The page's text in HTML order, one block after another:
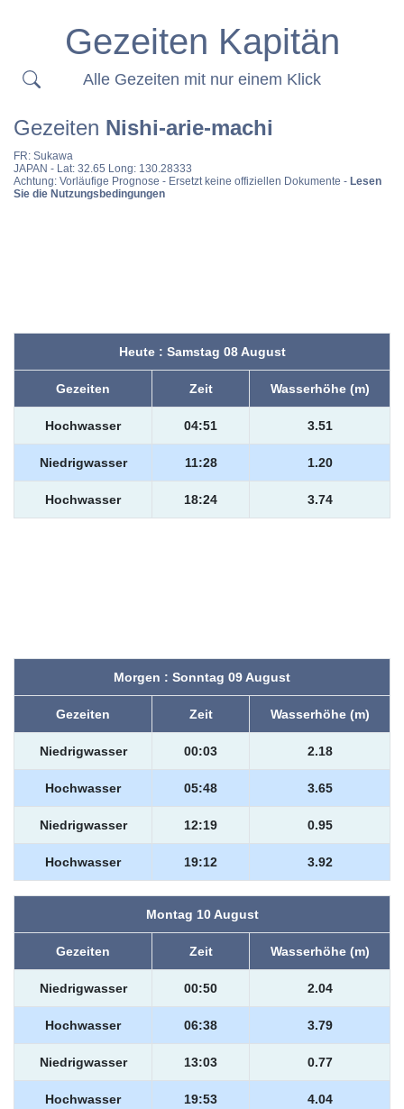
Gezeiten Kapitän
Alle Gezeiten mit nur einem Klick
Gezeiten Nishi-arie-machi
FR: Sukawa
JAPAN - Lat: 32.65 Long: 130.28333
Achtung: Vorläufige Prognose - Ersetzt keine offiziellen Dokumente - Lesen
Sie die Nutzungsbedingungen
Heute : Samstag 08 August
Gezeiten Zeit Wasserhöhe (m)
Hochwasser 04:51 3.51
Niedrigwasser 11:28 1.20
Hochwasser 18:24 3.74
Morgen : Sonntag 09 August
Gezeiten Zeit Wasserhöhe (m)
Niedrigwasser 00:03 2.18
Hochwasser 05:48 3.65
Niedrigwasser 12:19 0.95
Hochwasser 19:12 3.92
Montag 10 August
Gezeiten Zeit Wasserhöhe (m)
Niedrigwasser 00:50 2.04
Hochwasser 06:38 3.79
Niedrigwasser 13:03 0.77
Hochwasser 19:53 4.04